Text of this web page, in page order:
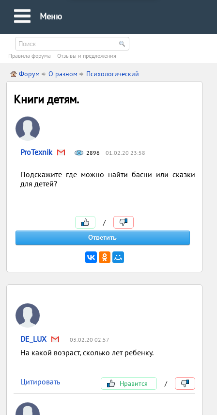
Меню
Правила форума Oтзывы и предложения
Форум О разном Психологический
Книги детям.
ProTexnik 2896 01.02.20 23:58
Подскажите где можно найти басни или сказки
для детей?
/
DE_LUX 03.02.20 02:57
На какой возраст, сколько лет ребенку.
Цитировать Нравится /